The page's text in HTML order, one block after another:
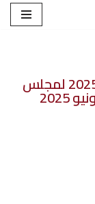
اشغال الدورة العادية لشهر يونيو 2025 لمجلس